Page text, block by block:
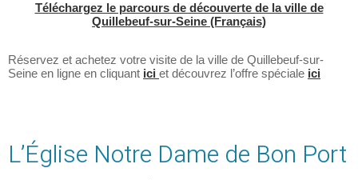
Téléchargez le parcours de découverte de la ville de
Quillebeuf-sur-Seine (Français)
Réservez et achetez votre visite de la ville de Quillebeuf-sur-
Seine en ligne en cliquant ici et découvrez l’offre spéciale ici
L’Église Notre Dame de Bon Port